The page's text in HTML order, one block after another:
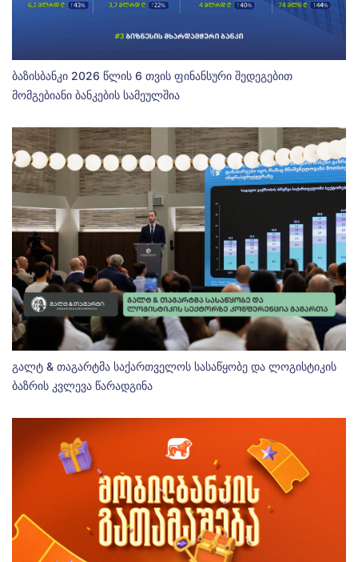
ბაზისბანკი 2026 წლის 6 თვის ფინანსური შედეგებით
მომგებიანი ბანკების სამეულშია
გალტ & თაგარტმა საქართველოს სასაწყობე და ლოგისტიკის
ბაზრის კვლევა წარადგინა